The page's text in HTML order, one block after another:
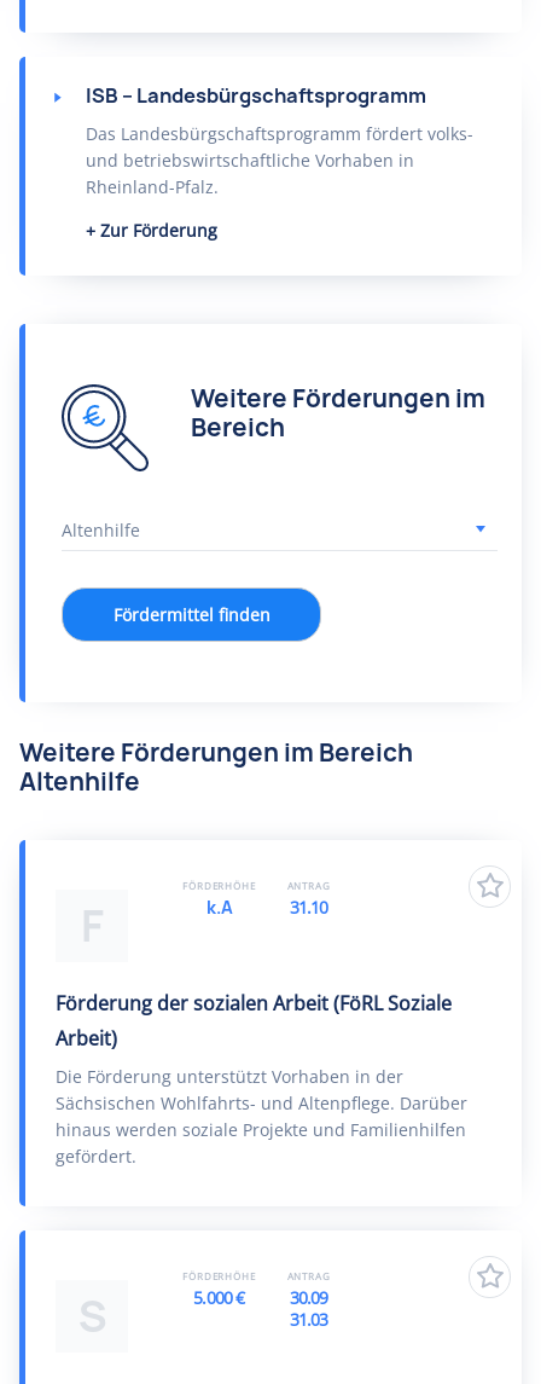
ISB – Landesbürgschaftsprogramm
Das Landesbürgschaftsprogramm fördert volks-
und betriebswirtschaftliche Vorhaben in
Rheinland-Pfalz.
Zur Förderung
Weitere Förderungen im
Bereich
Fördermittel finden
Weitere Förderungen im Bereich
Altenhilfe
F
Förderung der sozialen Arbeit (FöRL Soziale
Arbeit)
Die Förderung unterstützt Vorhaben in der
Sächsischen Wohlfahrts- und Altenpflege. Darüber
hinaus werden soziale Projekte und Familienhilfen
gefördert.
FÖRDERHÖHE
k.A
ANTRAG
31.10
S
FÖRDERHÖHE
5.000 €
ANTRAG
30.09
31.03